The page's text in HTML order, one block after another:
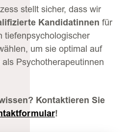
stellt sicher, dass wir
Kandidatinnen für
tiefenpsychologischer
um sie optimal auf
Psychotherapeutinnen
Kontaktieren Sie
!